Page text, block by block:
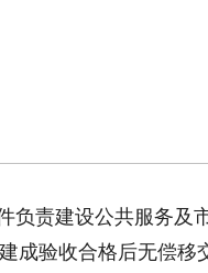
负责建设公共服务及
成验收合格后无偿移